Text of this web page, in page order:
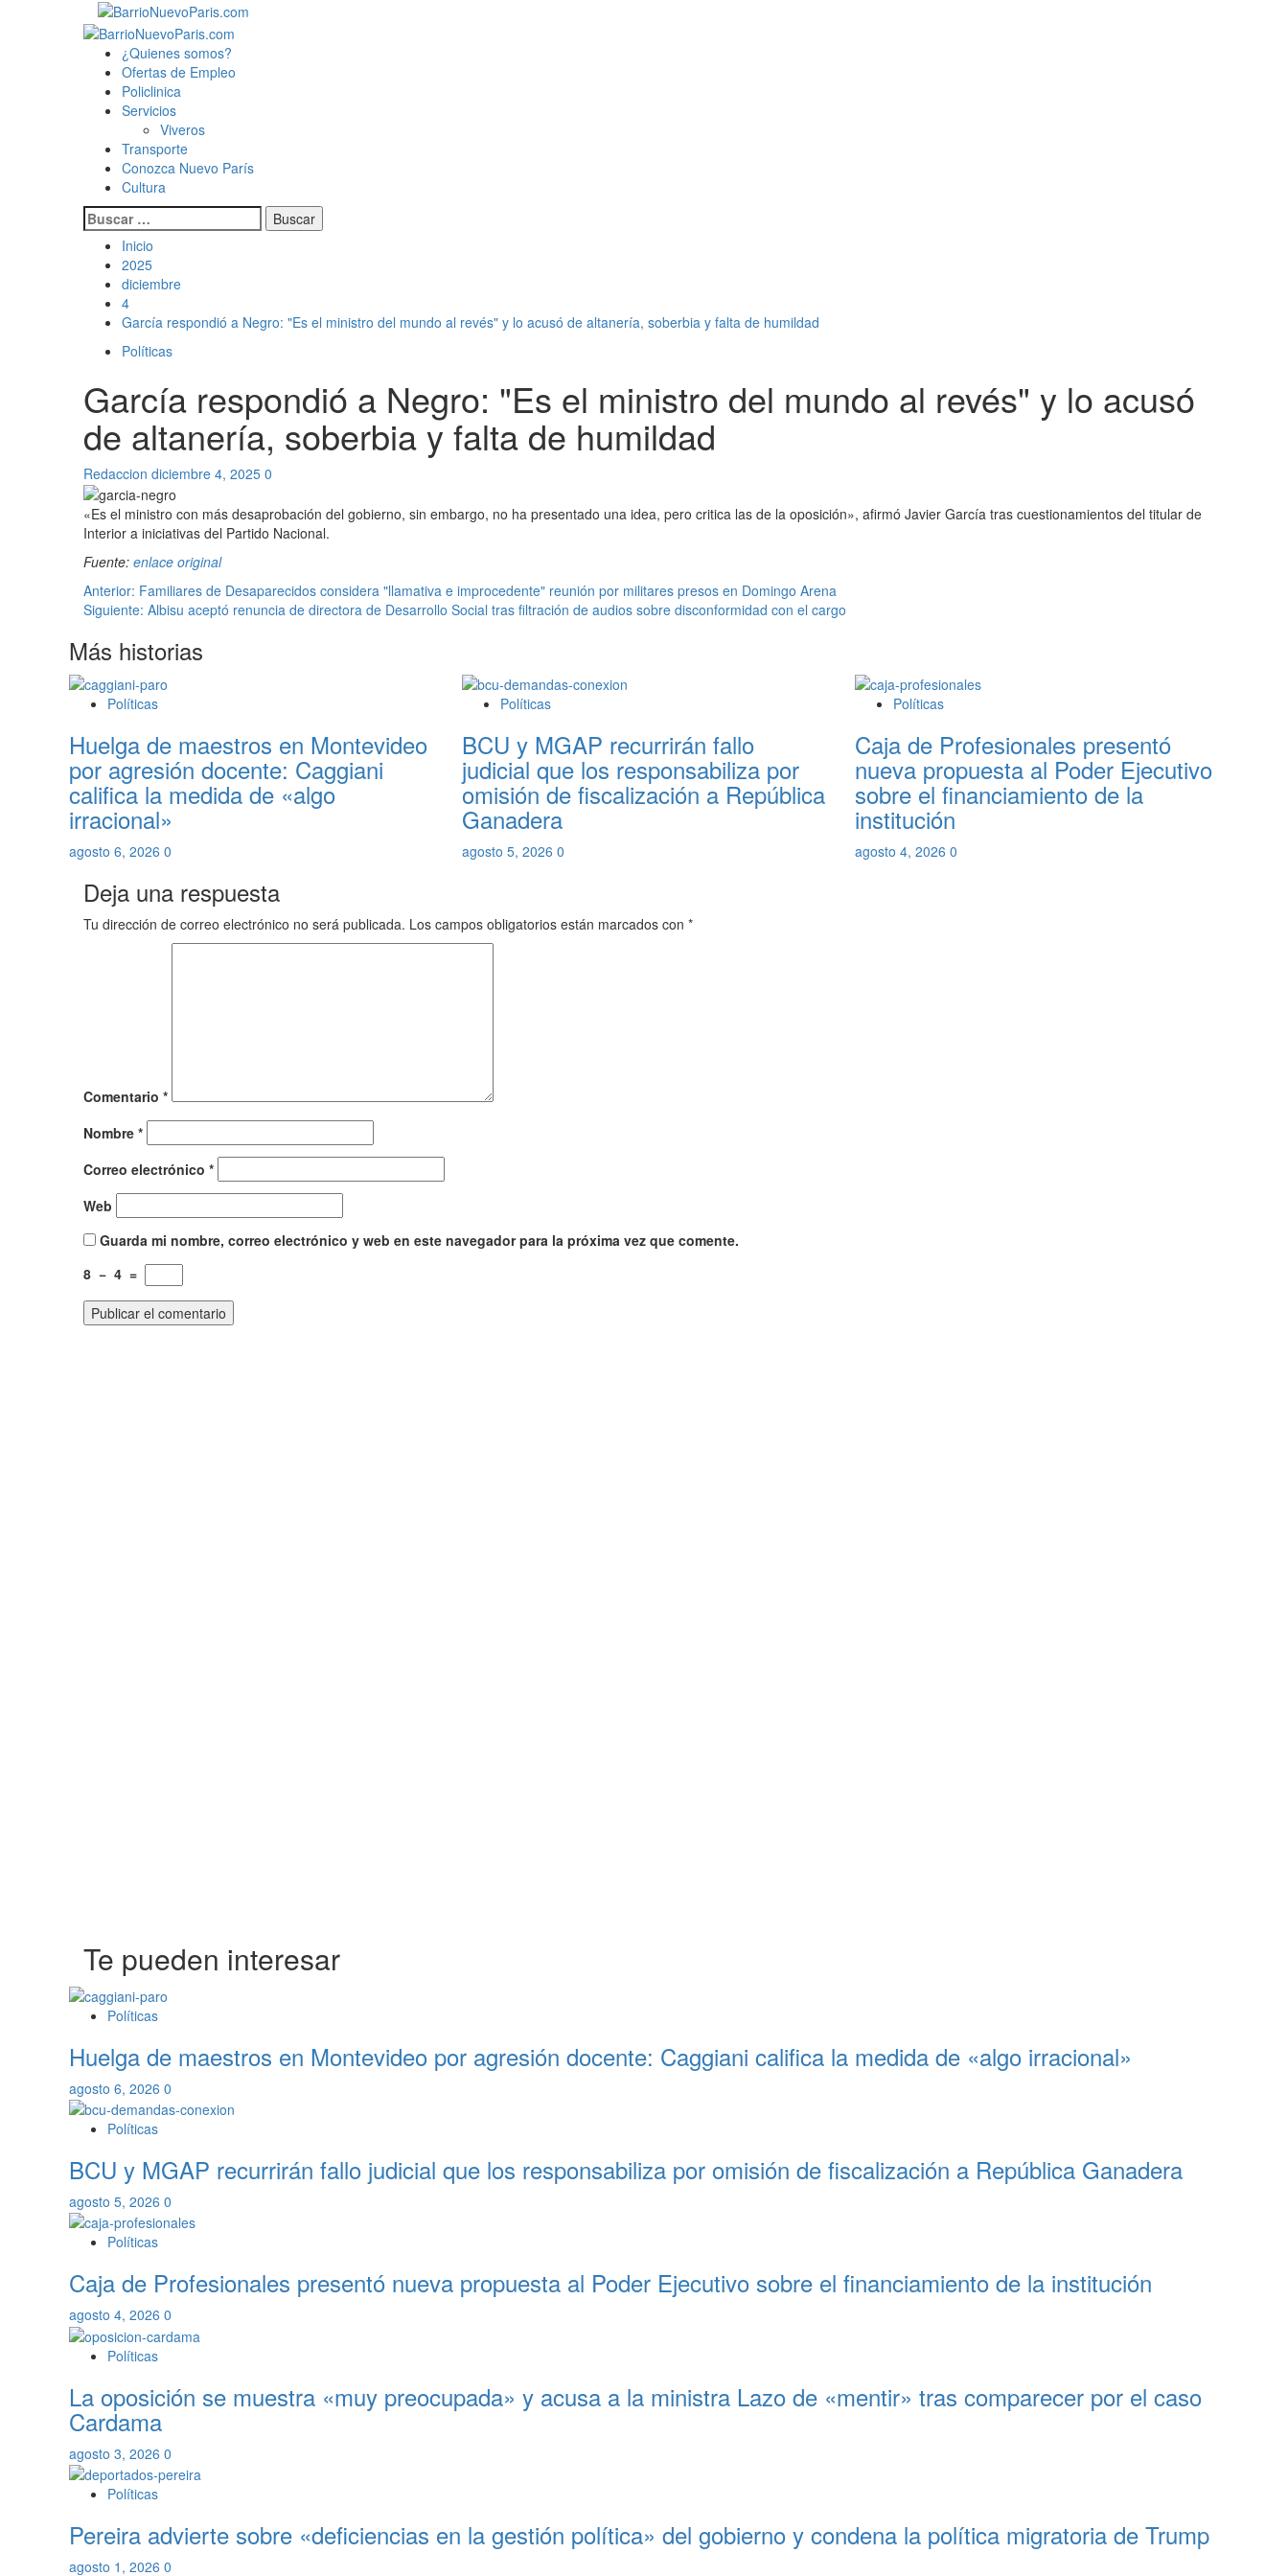
Menú
principal¿Quienes somos?
Ofertas de Empleo
Policlinica
Servicios
Viveros
Transporte
Conozca Nuevo París
Cultura
Buscar:
Inicio
2025
diciembre
4
García respondió a Negro: "Es el ministro del mundo al revés" y lo acusó de altanería, soberbia y falta de humildad
Políticas
García respondió a Negro: "Es el ministro del mundo al revés" y lo acusó
de altanería, soberbia y falta de humildad
Redaccion diciembre 4, 2025 0
«Es el ministro con más desaprobación del gobierno, sin embargo, no ha presentado una idea, pero critica las de la oposición», afirmó Javier García tras cuestionamientos del titular de
Interior a iniciativas del Partido Nacional.
Fuente: enlace original
Navegación
de
entradas
Anterior: Familiares de Desaparecidos considera "llamativa e improcedente" reunión por militares presos en Domingo Arena
Siguiente: Albisu aceptó renuncia de directora de Desarrollo Social tras filtración de audios sobre disconformidad con el cargo
Más historias
Políticas
Huelga de maestros en Montevideo
por agresión docente: Caggiani
califica la medida de «algo
irracional»
agosto 6, 2026 0
Políticas
BCU y MGAP recurrirán fallo
judicial que los responsabiliza por
omisión de fiscalización a República
Ganadera
agosto 5, 2026 0
Políticas
Caja de Profesionales presentó
nueva propuesta al Poder Ejecutivo
sobre el financiamiento de la
institución
agosto 4, 2026 0
Deja una respuesta
Tu dirección de correo electrónico no será publicada. Los campos obligatorios están marcados con *
Comentario *
Nombre *
Correo electrónico *
Web
Guarda mi nombre, correo electrónico y web en este navegador para la próxima vez que comente.
8 − 4 =
Te pueden interesar
Políticas
Huelga de maestros en Montevideo por agresión docente: Caggiani califica la medida de «algo irracional»
agosto 6, 2026 0
Políticas
BCU y MGAP recurrirán fallo judicial que los responsabiliza por omisión de fiscalización a República Ganadera
agosto 5, 2026 0
Políticas
Caja de Profesionales presentó nueva propuesta al Poder Ejecutivo sobre el financiamiento de la institución
agosto 4, 2026 0
Políticas
La oposición se muestra «muy preocupada» y acusa a la ministra Lazo de «mentir» tras comparecer por el caso
Cardama
agosto 3, 2026 0
Políticas
Pereira advierte sobre «deficiencias en la gestión política» del gobierno y condena la política migratoria de Trump
agosto 1, 2026 0